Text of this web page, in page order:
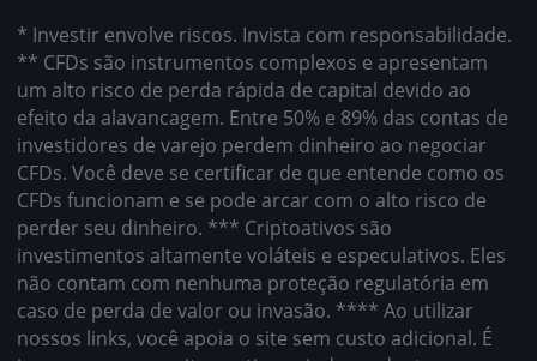
* Investir envolve riscos. Invista com responsabilidade.
** CFDs são instrumentos complexos e apresentam
um alto risco de perda rápida de capital devido ao
efeito da alavancagem. Entre 50% e 89% das contas de
investidores de varejo perdem dinheiro ao negociar
CFDs. Você deve se certificar de que entende como os
CFDs funcionam e se pode arcar com o alto risco de
perder seu dinheiro. *** Criptoativos são
investimentos altamente voláteis e especulativos. Eles
não contam com nenhuma proteção regulatória em
caso de perda de valor ou invasão. **** Ao utilizar
nossos links, você apoia o site sem custo adicional. É